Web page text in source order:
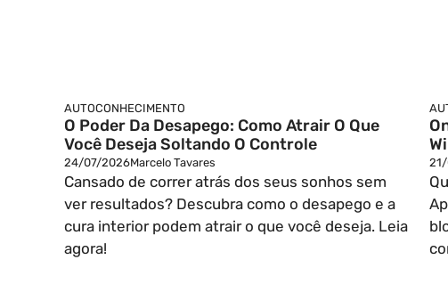
AUTOCONHECIMENTO
O Poder Da Desapego: Como Atrair O Que
Você Deseja Soltando O Controle
24/07/2026Marcelo Tavares
Cansado de correr atrás dos seus sonhos sem
ver resultados? Descubra como o desapego e a
cura interior podem atrair o que você deseja. Leia
agora!